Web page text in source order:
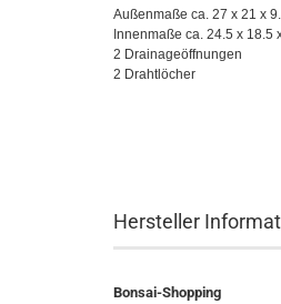
Außenmaße ca. 27 x 21 x
Innenmaße ca. 24.5 x 18.5
2 Drainageöffnungen
2 Drahtlöcher
Hersteller
Bonsai-Shopping